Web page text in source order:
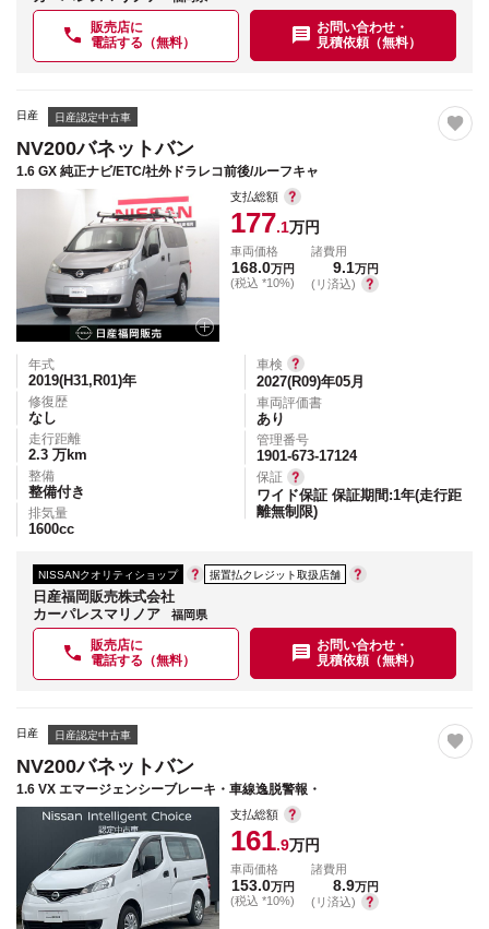
販売店に
電話する（無料）
お問い合わせ・
見積依頼（無料）
日産 日産認定中古車
NV200バネットバン
1.6 GX 純正ナビ/ETC/社外ドラレコ前後/ルーフキャ
支払総額
177.1万円
車両価格
168.0万円
(税込 *10%)
諸費用
9.1万円
(リ済込)
年式
2019(H31,R01)年
修復歴
なし
走行距離
2.3 万km
整備
整備付き
排気量
1600cc
車検
2027(R09)年05月
車両評価書
あり
管理番号
1901-673-17124
保証
ワイド保証 保証期間:1年(走行距
離無制限)
NISSANクオリティショップ 据置払クレジット取扱店舗
日産福岡販売株式会社
カーパレスマリノア
福岡県
販売店に
電話する（無料）
お問い合わせ・
見積依頼（無料）
日産 日産認定中古車
NV200バネットバン
1.6 VX エマージェンシーブレーキ・車線逸脱警報・
支払総額
161.9万円
車両価格
153.0万円
(税込 *10%)
諸費用
8.9万円
(リ済込)